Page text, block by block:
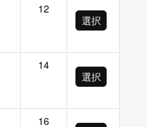
12
選択
14
選択
16